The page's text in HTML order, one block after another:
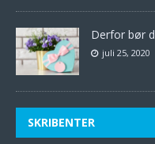
Derfor bør
juli 25, 2020
SKRIBENTER